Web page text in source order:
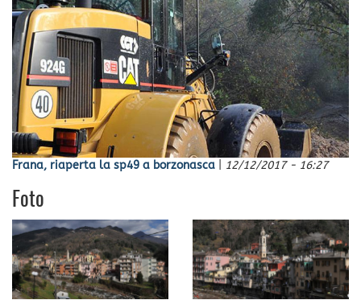
Frana, riaperta la sp49 a borzonasca 12/12/2017 - 16:27
Foto